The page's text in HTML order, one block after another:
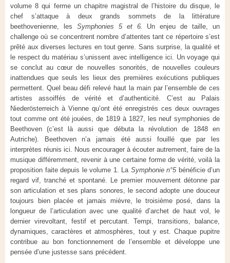
volume 8 qui ferme un chapitre magistral de l’histoire du disque, le
chef s’attaque à deux grands sommets de la littérature
beethovenienne, les Symphonies 5 et 6.
Un enjeu de taille, un
challenge où se concentrent nombre d’attentes tant ce répertoire s’est
prêté aux diverses lectures en tout genre. Sans surprise, la qualité et
le respect du matériau s’unissent avec intelligence ici. Un voyage qui
se conclut au cœur de nouvelles sonorités, de nouvelles couleurs
inattendues que seuls les lieux des premières exécutions publiques
permettent. Quel beau défi relevé haut la main par l’ensemble de ces
artistes assoiffés de vérité et d’authenticité. C’est au Palais
Niederösterreich à Vienne qu’ont été enregistrés ces deux ouvrages
tout comme ont été jouées, de 1819 à 1827, les neuf symphonies de
Beethoven (c’est là aussi que débuta la révolution de 1848 en
Autriche). Beethoven n’a jamais été aussi fouillé que par les
interprètes réunis ici. Nous encourager à écouter autrement, faire de la
musique différemment, revenir à une certaine forme de vérité, voilà la
proposition faite depuis le volume 1. La Symphonie n°5bénéficie d’un
regard vif, tranché et spontané. Le premier mouvement détonne par
son articulation et ses plans sonores, le second adopte une douceur
toujours bien placée et jamais mièvre, le troisième posé, dans la
longueur de l’articulation avec une qualité d’archet de haut vol, le
dernier virevoltant, festif et percutant. Tempi, transitions, balance,
dynamiques, caractères et atmosphères, tout y est. Chaque pupitre
contribue au bon fonctionnement de l’ensemble et développe une
pensée d’une justesse sans précédent.